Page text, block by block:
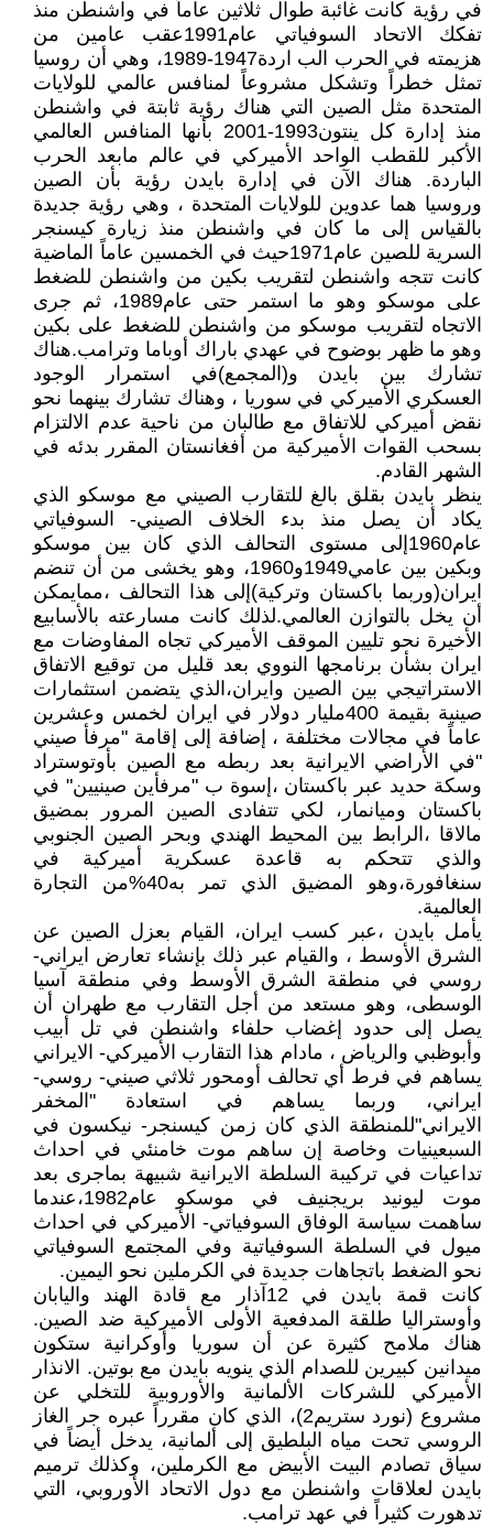
في رؤية كانت غائبة طوال ثلاثين عاماً في واشنطن منذ
تفكك الاتحاد السوفياتي عام1991عقب عامين من
هزيمته في الحرب الب اردة1947-1989، وهي أن روسيا
تمثل خطراً وتشكل مشروعاً لمنافس عالمي للولايات
المتحدة مثل الصين التي هناك رؤية ثابتة في واشنطن
منذ إدارة كل ينتون1993-2001 بأنها المنافس العالمي
الأكبر للقطب الواحد الأميركي في عالم مابعد الحرب
الباردة. هناك الآن في إدارة بايدن رؤية بأن الصين
وروسيا هما عدوين للولايات المتحدة ، وهي رؤية جديدة
بالقياس إلى ما كان في واشنطن منذ زيارة كيسنجر
السرية للصين عام1971حيث في الخمسين عاماً الماضية
كانت تتجه واشنطن لتقريب بكين من واشنطن للضغط
على موسكو وهو ما استمر حتى عام1989، ثم جرى
الاتجاه لتقريب موسكو من واشنطن للضغط على بكين
وهو ما ظهر بوضوح في عهدي باراك أوباما وترامب.هناك
تشارك بين بايدن و(المجمع)في استمرار الوجود
العسكري الأميركي في سوريا ، وهناك تشارك بينهما نحو
نقض أميركي للاتفاق مع طالبان من ناحية عدم الالتزام
بسحب القوات الأميركية من أفغانستان المقرر بدئه في
الشهر القادم.
ينظر بايدن بقلق بالغ للتقارب الصيني مع موسكو الذي
يكاد أن يصل منذ بدء الخلاف الصيني- السوفياتي
عام1960إلى مستوى التحالف الذي كان بين موسكو
وبكين بين عامي1949و1960، وهو يخشى من أن تنضم
ايران(وربما باكستان وتركية)إلى هذا التحالف ،ممايمكن
أن يخل بالتوازن العالمي.لذلك كانت مسارعته بالأسابيع
الأخيرة نحو تليين الموقف الأميركي تجاه المفاوضات مع
ايران بشأن برنامجها النووي بعد قليل من توقيع الاتفاق
الاستراتيجي بين الصين وايران،الذي يتضمن استثمارات
صينية بقيمة 400مليار دولار في ايران لخمس وعشرين
عاماً في مجالات مختلفة ، إضافة إلى إقامة "مرفأ صيني
"في الأراضي الايرانية بعد ربطه مع الصين بأوتوستراد
وسكة حديد عبر باكستان ،إسوة ب "مرفأين صينيين" في
باكستان وميانمار، لكي تتفادى الصين المرور بمضيق
مالاقا ،الرابط بين المحيط الهندي وبحر الصين الجنوبي
والذي تتحكم به قاعدة عسكرية أميركية في
سنغافورة،وهو المضيق الذي تمر به40%من التجارة
العالمية.
يأمل بايدن ،عبر كسب ايران، القيام بعزل الصين عن
الشرق الأوسط ، والقيام عبر ذلك بإنشاء تعارض ايراني-
روسي في منطقة الشرق الأوسط وفي منطقة آسيا
الوسطى، وهو مستعد من أجل التقارب مع طهران أن
يصل إلى حدود إغضاب حلفاء واشنطن في تل أبيب
وأبوظبي والرياض ، مادام هذا التقارب الأميركي- الايراني
يساهم في فرط أي تحالف أومحور ثلاثي صيني- روسي-
ايراني، وربما يساهم في استعادة "المخفر
الايراني"للمنطقة الذي كان زمن كيسنجر- نيكسون في
السبعينيات وخاصة إن ساهم موت خامنئي في احداث
تداعيات في تركيبة السلطة الايرانية شبيهة بماجرى بعد
موت ليونيد بريجنيف في موسكو عام1982،عندما
ساهمت سياسة الوفاق السوفياتي- الأميركي في احداث
ميول في السلطة السوفياتية وفي المجتمع السوفياتي
نحو الضغط باتجاهات جديدة في الكرملين نحو اليمين.
كانت قمة بايدن في 12آذار مع قادة الهند واليابان
وأوستراليا طلقة المدفعية الأولى الأميركية ضد الصين.
هناك ملامح كثيرة عن أن سوريا وأوكرانية ستكون
ميدانين كبيرين للصدام الذي ينويه بايدن مع بوتين. الانذار
الأميركي للشركات الألمانية والأوروبية للتخلي عن
مشروع (نورد ستريم2)، الذي كان مقرراً عبره جر الغاز
الروسي تحت مياه البلطيق إلى ألمانية، يدخل أيضاً في
سياق تصادم البيت الأبيض مع الكرملين، وكذلك ترميم
بايدن لعلاقات واشنطن مع دول الاتحاد الأوروبي، التي
تدهورت كثيراً في عهد ترامب.